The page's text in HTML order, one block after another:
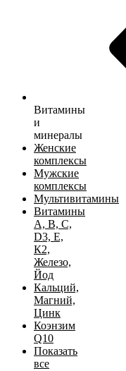
Витамины
и
минералы
Женские
комплексы
Мужские
комплексы
Мультивитамины
Витамины
А, B, C,
D3, Е,
К2,
Железо,
Йод
Кальций,
Магний,
Цинк
Коэнзим
Q10
Показать
все